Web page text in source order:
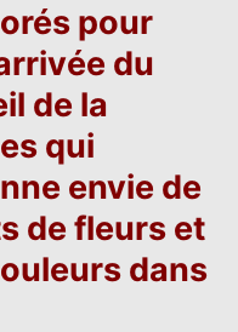
pour
du
de la
qui
envie de
de fleurs et
dans